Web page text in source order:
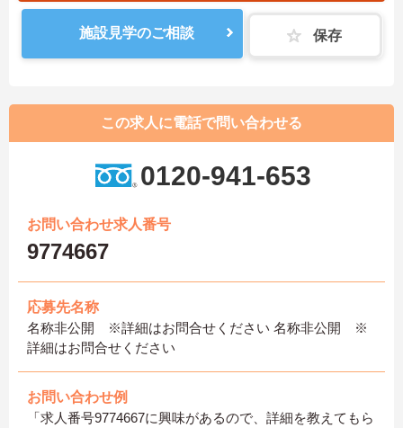
施設見学のご相談 保存
この求人に電話で問い合わせる
0120-941-653
お問い合わせ求人番号
9774667
応募先名称
名称非公開 ※詳細はお問合せください 名称非公開 ※
詳細はお問合せください
お問い合わせ例
「求人番号9774667に興味があるので、詳細を教えてもら